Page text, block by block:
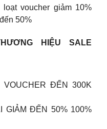
voucher giảm 10%
50%
HIỆU SALE
VOUCHER ĐẾN 300K
I GIẢM ĐẾN 50% 100%